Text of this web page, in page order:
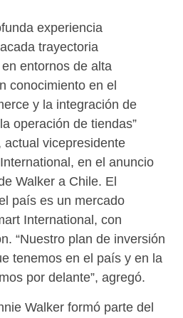
experiencia
trayectoria
entornos de alta
conocimiento en el
y la integración de
operación de tiendas”
vicepresidente
en el anuncio
Walker a Chile. El
país es un mercado
International, con
“Nuestro plan de inversión
tenemos en el país y en la
por delante”, agregó.
Walker formó parte del